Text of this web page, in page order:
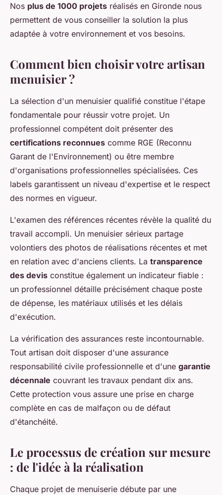
Nos plus de 1000 projets réalisés en Gironde nous
permettent de vous conseiller la solution la plus
adaptée à votre environnement et vos besoins.
Comment bien choisir votre artisan
menuisier ?
La sélection d'un menuisier qualifié constitue l'étape
fondamentale pour réussir votre projet. Un
professionnel compétent doit présenter des
certifications reconnues comme RGE (Reconnu
Garant de l'Environnement) ou être membre
d'organisations professionnelles spécialisées. Ces
labels garantissent un niveau d'expertise et le respect
des normes en vigueur.
L'examen des références récentes révèle la qualité du
travail accompli. Un menuisier sérieux partage
volontiers des photos de réalisations récentes et met
en relation avec d'anciens clients. La transparence
des devis constitue également un indicateur fiable :
un professionnel détaille précisément chaque poste
de dépense, les matériaux utilisés et les délais
d'exécution.
La vérification des assurances reste incontournable.
Tout artisan doit disposer d'une assurance
responsabilité civile professionnelle et d'une garantie
décennale couvrant les travaux pendant dix ans.
Cette protection vous assure une prise en charge
complète en cas de malfaçon ou de défaut
d'étanchéité.
Le processus de création sur mesure
: de l'idée à la réalisation
Chaque projet de menuiserie débute par une